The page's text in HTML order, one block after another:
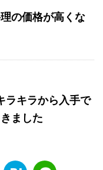
の価格が高くな
ラキラから入手で
ました